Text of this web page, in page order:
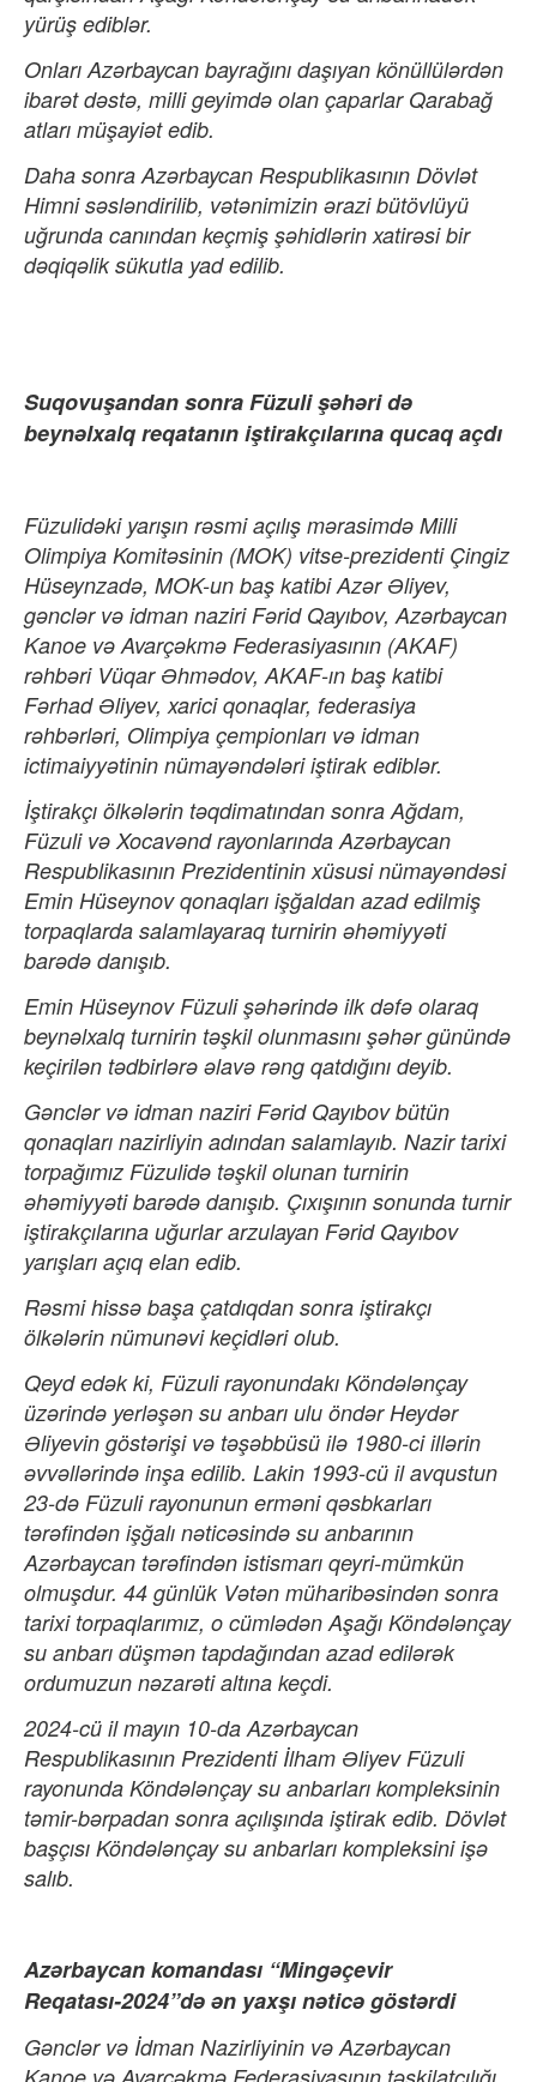
yürüş ediblər.
Onları Azərbaycan bayrağını daşıyan könüllülərdən
ibarət dəstə, milli geyimdə olan çaparlar Qarabağ
atları müşayiət edib.
Daha sonra Azərbaycan Respublikasının Dövlət
Himni səsləndirilib, vətənimizin ərazi bütövlüyü
uğrunda canından keçmiş şəhidlərin xatirəsi bir
dəqiqəlik sükutla yad edilib.
Suqovuşandan sonra Füzuli şəhəri də
beynəlxalq reqatanın iştirakçılarına qucaq açdı
Füzulidəki yarışın rəsmi açılış mərasimdə Milli
Olimpiya Komitəsinin (MOK) vitse-prezidenti Çingiz
Hüseynzadə, MOK-un baş katibi Azər Əliyev,
gənclər və idman naziri Fərid Qayıbov, Azərbaycan
Kanoe və Avarçəkmə Federasiyasının (AKAF)
rəhbəri Vüqar Əhmədov, AKAF-ın baş katibi
Fərhad Əliyev, xarici qonaqlar, federasiya
rəhbərləri, Olimpiya çempionları və idman
ictimaiyyətinin nümayəndələri iştirak ediblər.
İştirakçı ölkələrin təqdimatından sonra Ağdam,
Füzuli və Xocavənd rayonlarında Azərbaycan
Respublikasının Prezidentinin xüsusi nümayəndəsi
Emin Hüseynov qonaqları işğaldan azad edilmiş
torpaqlarda salamlayaraq turnirin əhəmiyyəti
barədə danışıb.
Emin Hüseynov Füzuli şəhərində ilk dəfə olaraq
beynəlxalq turnirin təşkil olunmasını şəhər günündə
keçirilən tədbirlərə əlavə rəng qatdığını deyib.
Gənclər və idman naziri Fərid Qayıbov bütün
qonaqları nazirliyin adından salamlayıb. Nazir tarixi
torpağımız Füzulidə təşkil olunan turnirin
əhəmiyyəti barədə danışıb. Çıxışının sonunda turnir
iştirakçılarına uğurlar arzulayan Fərid Qayıbov
yarışları açıq elan edib.
Rəsmi hissə başa çatdıqdan sonra iştirakçı
ölkələrin nümunəvi keçidləri olub.
Qeyd edək ki, Füzuli rayonundakı Köndələnçay
üzərində yerləşən su anbarı ulu öndər Heydər
Əliyevin göstərişi və təşəbbüsü ilə 1980-ci illərin
əvvəllərində inşa edilib. Lakin 1993-cü il avqustun
23-də Füzuli rayonunun erməni qəsbkarları
tərəfindən işğalı nəticəsində su anbarının
Azərbaycan tərəfindən istismarı qeyri-mümkün
olmuşdur. 44 günlük Vətən müharibəsindən sonra
tarixi torpaqlarımız, o cümlədən Aşağı Köndələnçay
su anbarı düşmən tapdağından azad edilərək
ordumuzun nəzarəti altına keçdi.
2024-cü il mayın 10-da Azərbaycan
Respublikasının Prezidenti İlham Əliyev Füzuli
rayonunda Köndələnçay su anbarları kompleksinin
təmir-bərpadan sonra açılışında iştirak edib. Dövlət
başçısı Köndələnçay su anbarları kompleksini işə
salıb.
Azərbaycan komandası “Mingəçevir
Reqatası-2024”də ən yaxşı nəticə göstərdi
Gənclər və İdman Nazirliyinin və Azərbaycan